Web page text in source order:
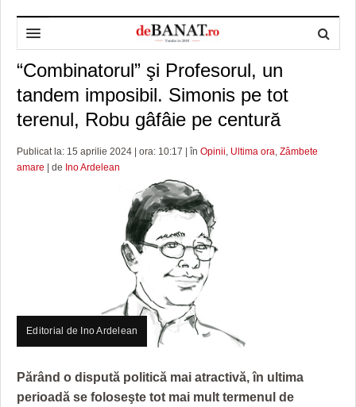
HOME
DESPRE NOI
REDACȚIA DEBANAT
POLITICA DE COOKIES
POLITICA DE CONFIDENȚIALITATE
ADMINISTRAȚIE
PRIMĂRIA TIMIŞOARA
CONSILIUL JUDEŢEAN TIMIŞ
PREFECTURA TIMIŞ
POLITICĂ
POLITICA
SPORT
POLI TIMISOARA
FOTBAL JUDETEAN
ALTE SPORTURI
DOSARELE DEBANAT
ETICA LUCIDITĂȚII ASISTATE
JURNAL DE CAMPANIE
ZÂMBETE AMARE
ZIARISTU’ DE TERASĂ
TIMP LIBER ȘI CULTURĂ
ULTRAMARIN VA RECOMANDA
CULTURA
UNDE MERGEM
MAI MULTE
ANUNŢURI
“Combinatorul” şi Profesorul, un
tandem imposibil. Simonis pe tot
terenul, Robu gâfâie pe centură
Publicat la: 15 aprilie 2024 | ora: 10:17 | în Opinii, Ultima ora, Zâmbete
amare | de Ino Ardelean
Editorial de Ino Ardelean
Părând o dispută politică mai atractivă, în ultima
perioadă se foloseşte tot mai mult termenul de